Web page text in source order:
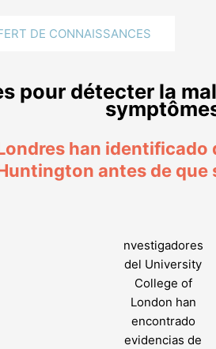
DE CONNAISSANCES
pour détecter la
han
antes de
nvestigadores
del University
College of
London han
encontrado
evidencias de